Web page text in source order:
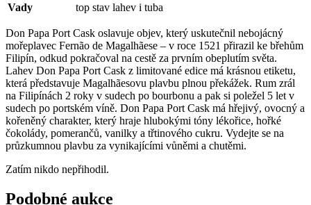
Vady
top stav lahev i tuba
Don Papa Port Cask oslavuje objev, který uskutečnil nebojácný
mořeplavec Fernão de Magalhãese –⁠ v roce 1521 přirazil ke břehům
Filipín, odkud pokračoval na cestě za prvním obeplutím světa.
Lahev Don Papa Port Cask z limitované edice má krásnou etiketu,
která představuje Magalhãesovu plavbu plnou překážek. Rum zrál
na Filipínách 2 roky v sudech po bourbonu a pak si poležel 5 let v
sudech po portském víně. Don Papa Port Cask má hřejivý, ovocný a
kořeněný charakter, který hraje hlubokými tóny lékořice, hořké
čokolády, pomerančů, vanilky a třtinového cukru. Vydejte se na
průzkumnou plavbu za vynikajícími vůněmi a chutěmi.
Zatím nikdo nepřihodil.
Podobné aukce